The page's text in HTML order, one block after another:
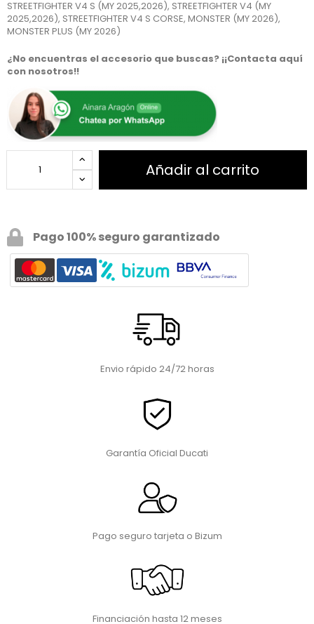
STREETFIGHTER V4 S (MY 2025,2026), STREETFIGHTER V4 (MY
2025,2026), STREETFIGHTER V4 S CORSE, MONSTER (MY 2026),
MONSTER PLUS (MY 2026)
¿No encuentras el accesorio que buscas? ¡¡Contacta aquí
con nosotros!!
Añadir al carrito
Pago 100% seguro garantizado
Envio rápido 24/72 horas
Garantía Oficial Ducati
Pago seguro tarjeta o Bizum
Financiación hasta 12 meses